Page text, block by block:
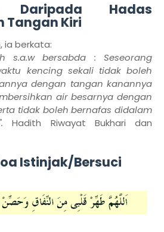
Hadas
Tangan Kiri
ia berkata:
s.a.w bersabda : Seseorang
kencing sekali tidak boleh
dengan tangan kanannya
air besarnya dengan
tidak boleh bernafas didalam
Hadith Riwayat Bukhari dan
Istinjak/Bersuci